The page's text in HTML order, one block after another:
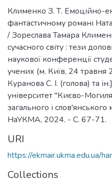
Клименко З. Т. Емоційно-
фантастичному романі
/ Зореслава Тамара
сучасного світу : тези
наукової конференції
учених (м. Київ, 24 травня
Куранова С. І. (голова) та
університет "Києво-
загального і слов'янського
НаУКМА, 2024. - C. 67-71.
URI
https://ekmair.ukma.edu.ua/
Collections